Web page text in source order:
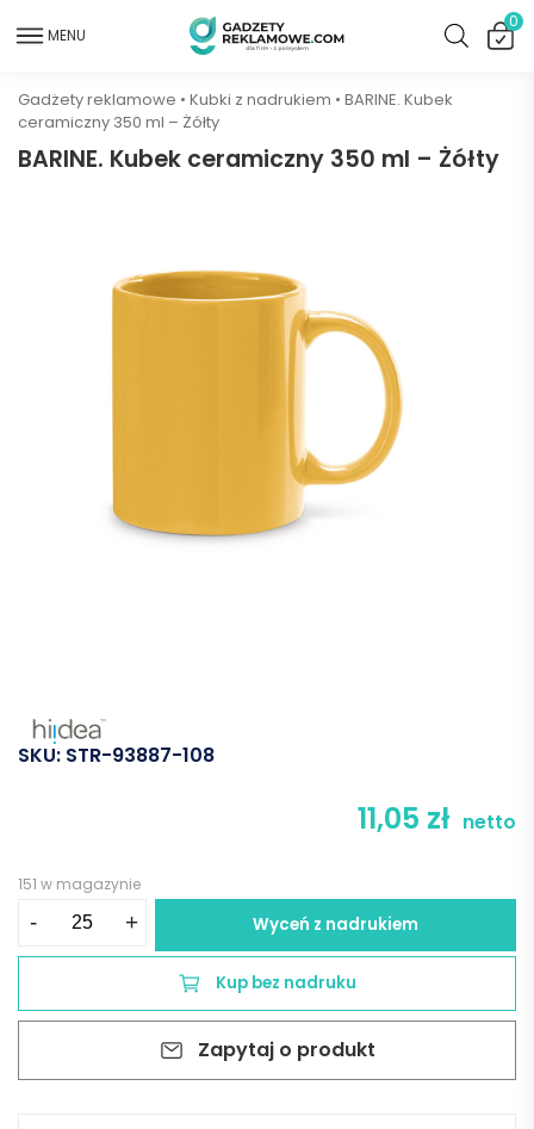
MENU
0
Gadżety reklamowe • Kubki z nadrukiem • BARINE. Kubek
ceramiczny 350 ml – Żółty
BARINE. Kubek ceramiczny 350 ml – Żółty
SKU: STR-93887-108
11,05 zł netto
151 w magazynie
-
350
-
+ Wyceń z nadrukiem
Kup bez nadruku
Zapytaj o produkt